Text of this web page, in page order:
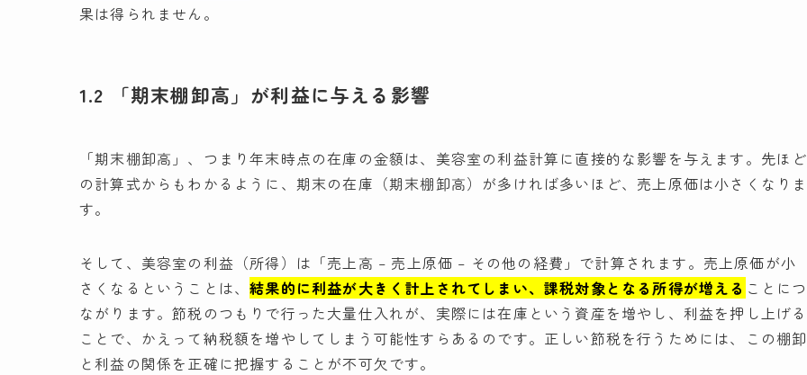
果は得られません。
1.2 「期末棚卸高」が利益に与える影響
「期末棚卸高」、つまり年末時点の在庫の金額は、美容室の利益計算に直接的な影響を与えます。先ほど
の計算式からもわかるように、期末の在庫（期末棚卸高）が多ければ多いほど、売上原価は小さくなりま
す。
そして、美容室の利益（所得）は「売上高 – 売上原価 – その他の経費」で計算されます。売上原価が小
さくなるということは、結果的に利益が大きく計上されてしまい、課税対象となる所得が増える ことにつ
ながります。節税のつもりで行った大量仕入れが、実際には在庫という資産を増やし、利益を押し上げる
ことで、かえって納税額を増やしてしまう可能性すらあるのです。正しい節税を行うためには、この棚卸
と利益の関係を正確に把握することが不可欠です。